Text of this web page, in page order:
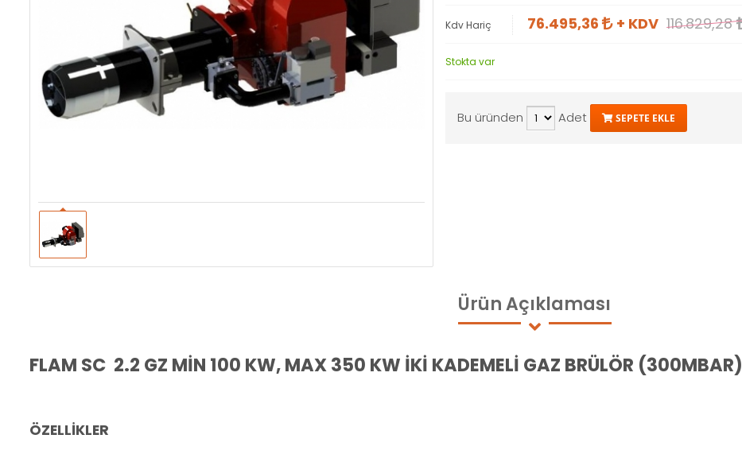
Kdv Hariç 76.495,36 + KDV 116.829,28
Stokta var
Bu üründen Adet SEPETE EKLE
ÜrünAçıklaması
FLAM SC 2.2 GZ MİN 100 KW, MAX 350 KW İKİ KADEMELİ GAZ BRÜLÖR (300MBAR)
ÖZELLİKLER